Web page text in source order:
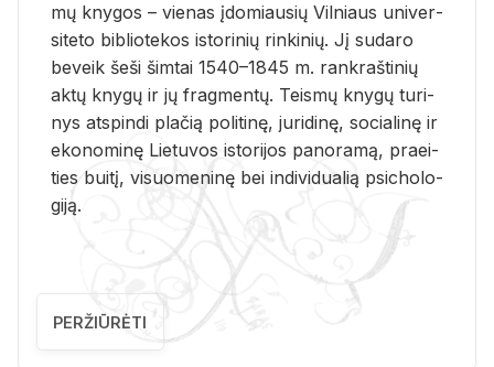
mų kny­gos – vie­nas įdo­miau­sių Vil­niaus uni­ver­
si­te­to bi­b­lio­te­kos is­to­ri­nių rin­ki­nių. Jį su­da­ro
be­veik šeši šim­tai 1540–1845 m. rank­raš­ti­nių
aktų kny­gų ir jų frag­men­tų. Teis­mų kny­gų tu­ri­
nys at­spin­di pla­čią po­li­ti­nę, ju­ri­di­nę, so­cia­li­nę ir
eko­no­mi­nę Lie­tu­vos is­to­ri­jos pa­no­ra­mą, pra­ei­
ties bui­tį, vi­suo­me­ni­nę bei in­di­vi­dua­lią psi­cho­lo­
gi­ją.
PERŽIŪRĖTI